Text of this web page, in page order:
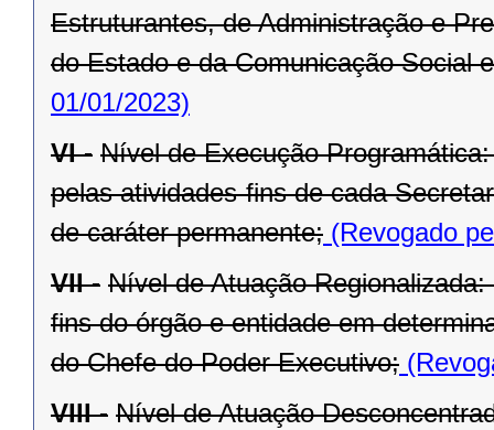
Estruturantes, de Administração e
do Estado e da Comunicação Social
01/01/2023)
VI - Nível de Execução
pelas atividades-fins de cada
de caráter permanente; (Revogado
VII - Nível de Atuação
fins do órgão e entidade em
do Chefe do Poder Executivo;
VIII - Nível de Atuação